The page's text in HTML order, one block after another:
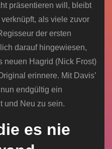
präsentieren will, bleibt
als viele zuvor
der ersten
darauf hingewiesen,
neuen Hagrid (Nick Frost)
erinnere. Mit Davis’
endgültig ein
und Neu zu sein.
es nie